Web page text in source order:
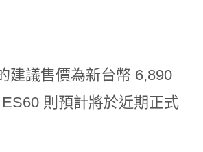
建議售價為新台幣 6,890
則預計將於近期正式